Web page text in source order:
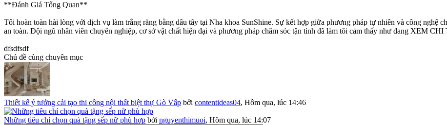
**Đánh Giá Tổng Quan**
Tôi hoàn toàn hài lòng với dịch vụ làm trắng răng bằng dâu tây tại Nha khoa SunShine. Sự kết hợp giữa phương pháp tự nhiên và công nghệ
an toàn. Đội ngũ nhân viên chuyên nghiệp, cơ sở vật chất hiện đại và phương pháp chăm sóc tận tình đã làm tôi cảm thấy như đang XEM
dfsdfsdf
Chủ đề cùng chuyên mục
Thiết kế ý tưởng cải tạo thi công nội thất biệt thự Gò Vấp bởi contentideas04, Hôm qua, lúc 14:46
Những tiêu chí chọn quà tặng sếp nữ phù hợp bởi nguyenthimuoi, Hôm qua, lúc 14:07